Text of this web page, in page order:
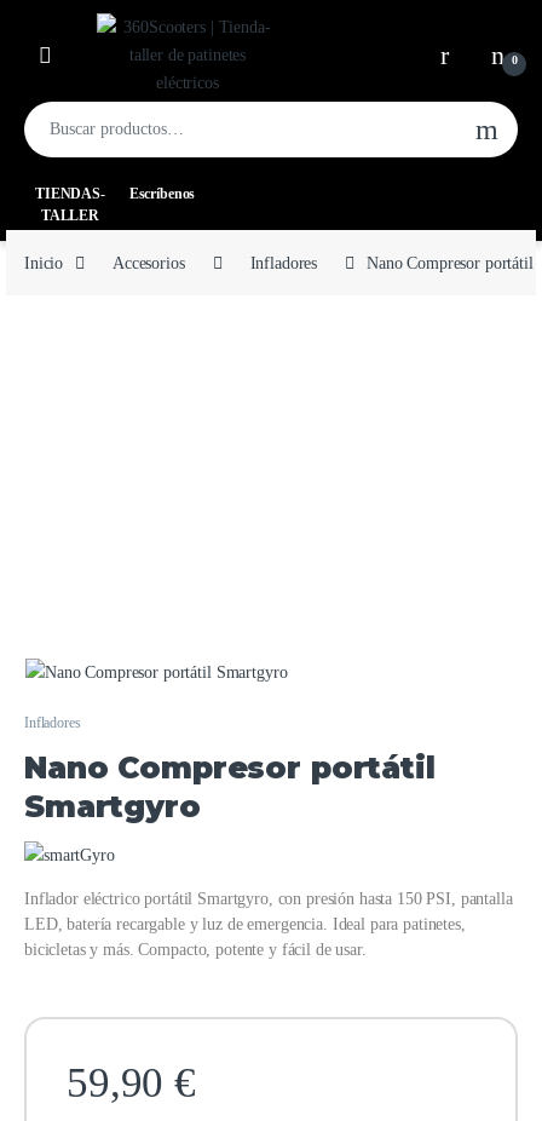
0
TIENDAS-
TALLER
Escríbenos
Inicio Accesorios Infladores Nano Compresor portátil
Infladores
Nano Compresor portátil
Smartgyro
Inflador eléctrico portátil Smartgyro, con presión hasta 150 PSI, pantalla
LED, batería recargable y luz de emergencia. Ideal para patinetes,
bicicletas y más. Compacto, potente y fácil de usar.
59,90€